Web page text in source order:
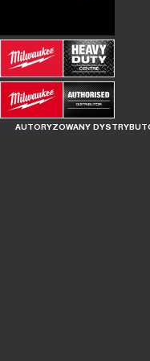
AUTORYZOWANY